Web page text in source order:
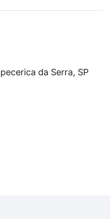
verde e encontrar
veja em nosso
da Serra, SP